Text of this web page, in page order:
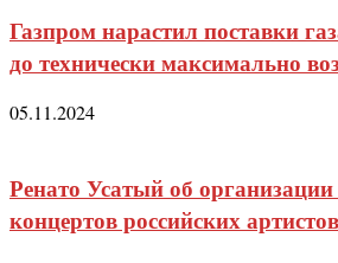
Газпром нарастил поставки
до технически максимально
05.11.2024
Ренато Усатый об
концертов российских артистов